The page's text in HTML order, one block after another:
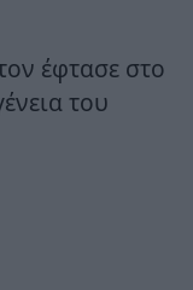
έφτασε στο
του